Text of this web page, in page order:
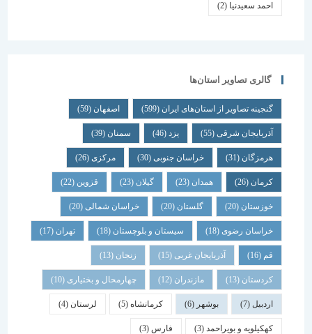
احمد سعیدنیا (2)
گالری تصاویر استان‌ها
گنجینه تصاویر از استان‌های ایران(599) اصفهان (59)
آذربایجان شرقی(55) یزد سمنان (39)
هرمزگان(31) خراسان جنوبی(30) مرکزی (26)
همدان گیلان قزوین
خوزستان(20) گلستان (20) خراسان شمالی(20)
خراسان رضوی(18) سیستان و بلوچستان(18) تهران
آذربایجان غربی(15) زنجان
کردستان(13) مازندران(12) چهارمحال و بختیاری (10)
بوشهر کرمانشاه(5) لرستان (4)
کهکیلویه و بویراحمد(3) فارس